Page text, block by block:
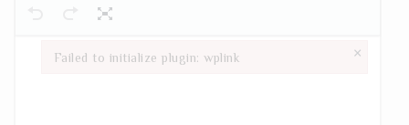
Failed to initialize plugin: wplink ×